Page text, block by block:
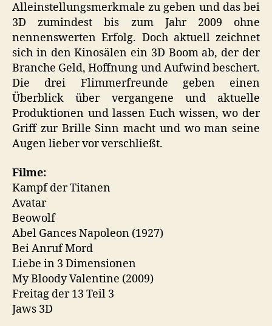
Alleinstellungsmerkmale zu geben und das bei
3D zumindest bis zum Jahr 2009 ohne
nennenswerten Erfolg. Doch aktuell zeichnet
sich in den Kinosälen ein 3D Boom ab, der der
Branche Geld, Hoffnung und Aufwind beschert.
Die drei Flimmerfreunde geben einen
Überblick über vergangene und aktuelle
Produktionen und lassen Euch wissen, wo der
Griff zur Brille Sinn macht und wo man seine
Augen lieber vor verschließt.
Filme:
Kampf der Titanen
Avatar
Beowolf
Abel Gances Napoleon (1927)
Bei Anruf Mord
Liebe in 3 Dimensionen
My Bloody Valentine (2009)
Freitag der 13 Teil 3
Jaws 3D